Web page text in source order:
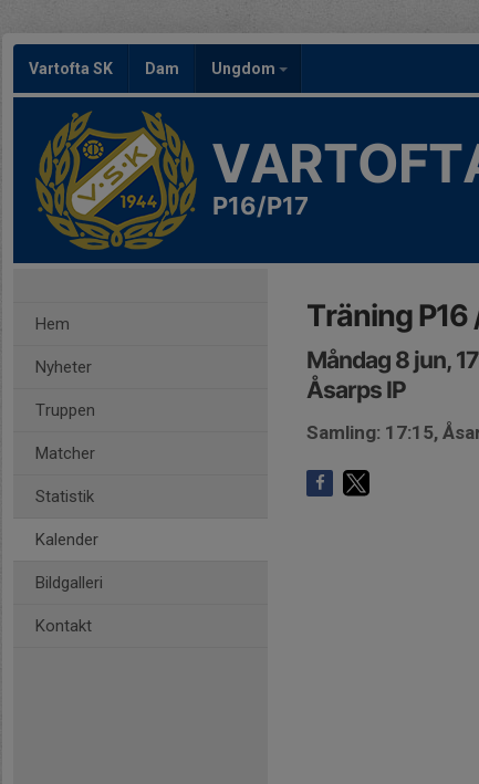
Vartofta SK Dam Ungdom
P16/P17
Hem
Nyheter
Truppen
Matcher
Statistik
Kalender
Bildgalleri
Kontakt
Träning P16
Måndag 8 jun,
Åsarps IP
Samling: 17:15,